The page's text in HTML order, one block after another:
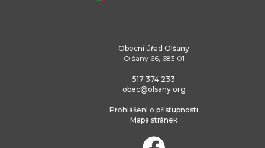
Obecní úřad Olšany
Olšany 66, 683 01
517 374 233
obec@olsany.org
Prohlášení o přístupnosti
Mapa stránek